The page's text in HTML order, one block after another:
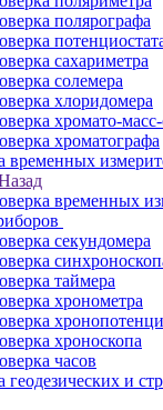
полярографа
сахариметра
солемера
хлоридомера
хромато-
хроматографа
временных
временных
секундомера
таймера
хронометра
хроноскопа
часов
геодезических и